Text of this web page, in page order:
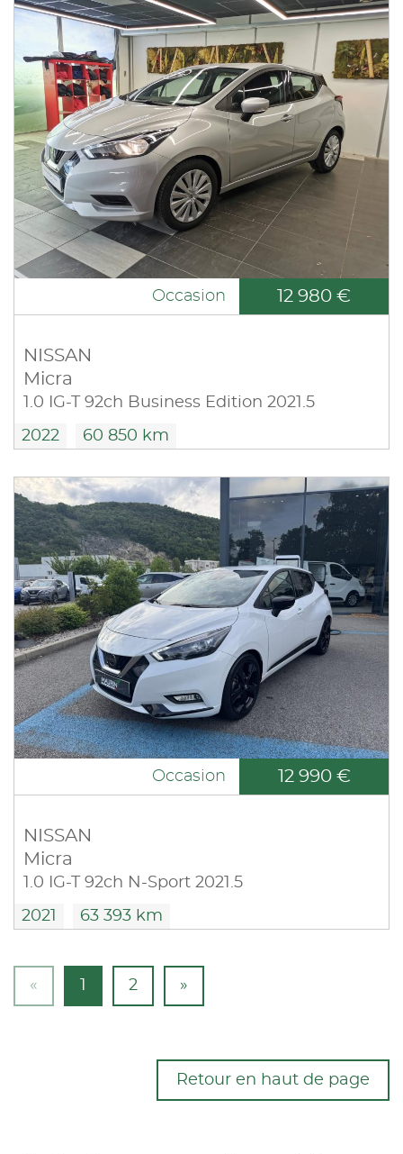
Occasion 12 980 €
NISSAN
Micra
1.0 IG-T 92ch Business Edition 2021.5
2022 60 850 km
Occasion 12 990 €
NISSAN
Micra
1.0 IG-T 92ch N-Sport 2021.5
2021 63 393 km
« 2 »
Retour en haut de page